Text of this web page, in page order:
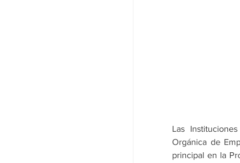
Las
Orgánica de
principal en la